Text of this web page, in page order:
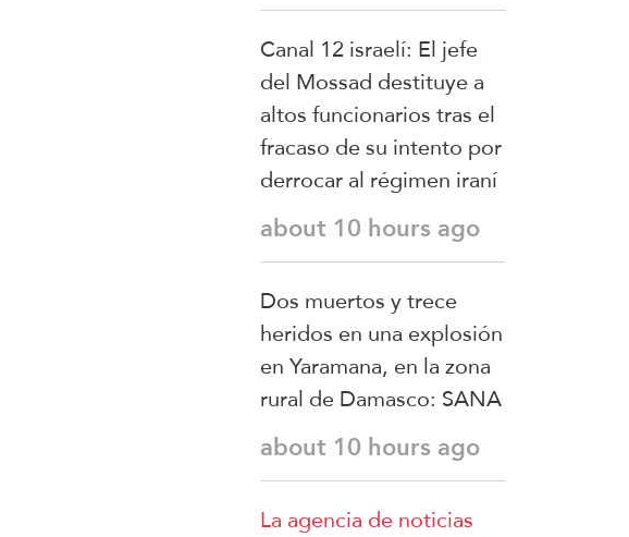
Canal 12 israelí: El jefe
del Mossad destituye a
altos funcionarios tras el
fracaso de su intento por
derrocar al régimen iraní
about 10 hours ago
Dos muertos y trece
heridos en una explosión
en Yaramana, en la zona
rural de Damasco: SANA
about 10 hours ago
La agencia de noticias